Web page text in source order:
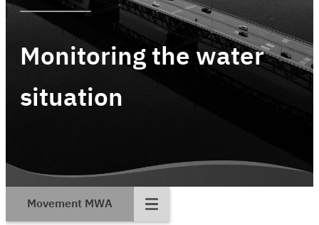
Monitoring the water
situation
Movement MWA